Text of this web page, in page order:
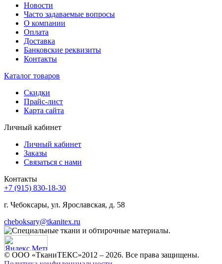
Новости
Часто задаваемые вопросы
О компании
Оплата
Доставка
Банковские реквизиты
Контакты
Каталог товаров
Скидки
Прайс-лист
Карта сайта
Личный кабинет
Личный кабинет
Заказы
Связаться с нами
Контакты
+7 (915) 830-18-30
г. Чебоксары, ул. Ярославская, д. 58
cheboksary@tkanitex.ru
© ООО «ТканиТЕКС»2012 – 2026. Все права защищены.